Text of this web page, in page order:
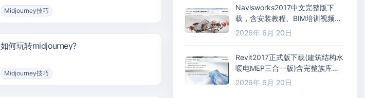
Midjourney技巧
如何玩转midjourney?
Midjourney技巧
Navisworks2017中文完整版下
载，含安装教程、BIM培训视频教
程
2026年 6月 20日
Revit2017正式版下载(建筑结构水
暖电MEP三合一版)含完整族库、
安装教程、BIM培训视频教程
2026年 6月 20日